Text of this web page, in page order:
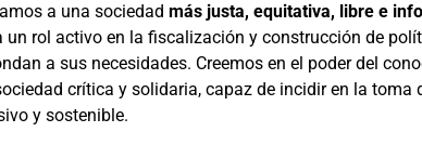
a una sociedad más justa, equitativa, libre e
un rol activo en la fiscalización y construcción de
a sus necesidades. Creemos en el poder del
crítica y solidaria, capaz de incidir en la toma
y sostenible.